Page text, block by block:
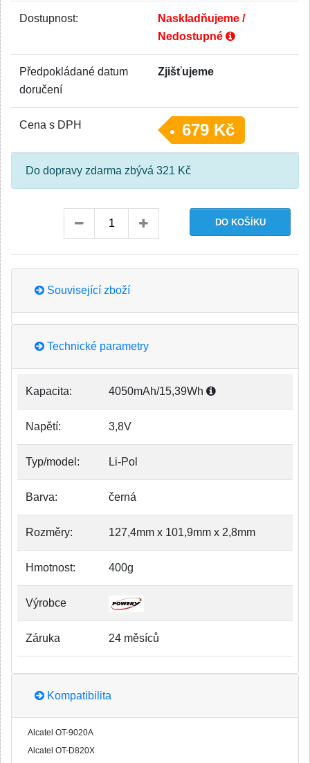
Dostupnost:
Naskladňujeme /
Nedostupné
Předpokládané datum
doručení
Zjišťujeme
Cena s DPH 679 Kč
Do dopravy zdarma zbývá 321 Kč
Související zboží
Technické parametry
Kapacita: 4050mAh/15,39Wh
Napětí: 3,8V
Typ/model: Li-Pol
Barva: černá
Rozměry: 127,4mm x 101,9mm x 2,8mm
Hmotnost: 400g
Výrobce
Záruka 24 měsíců
Kompatibilita
Alcatel OT-9020A
Alcatel OT-D820X